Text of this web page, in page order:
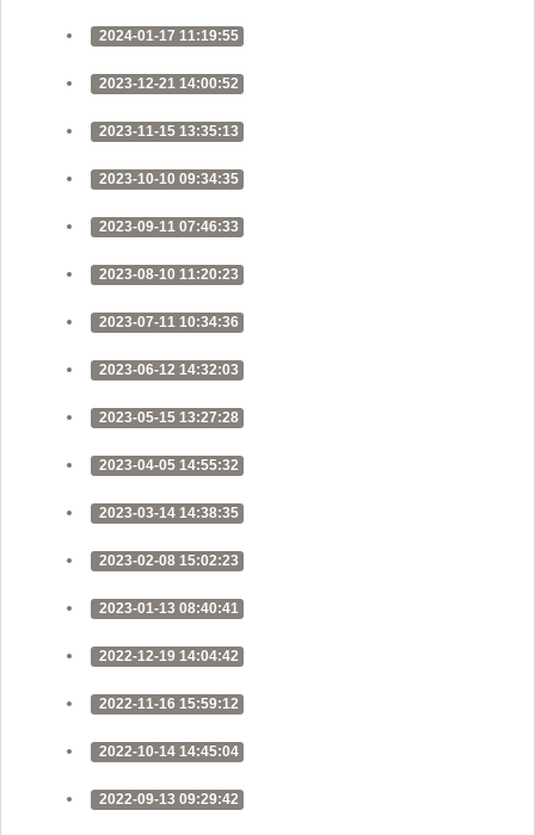
2024-01-17 11:19:55
2023-12-21 14:00:52
2023-11-15 13:35:13
2023-10-10 09:34:35
2023-09-11 07:46:33
2023-08-10 11:20:23
2023-07-11 10:34:36
2023-06-12 14:32:03
2023-05-15 13:27:28
2023-04-05 14:55:32
2023-03-14 14:38:35
2023-02-08 15:02:23
2023-01-13 08:40:41
2022-12-19 14:04:42
2022-11-16 15:59:12
2022-10-14 14:45:04
2022-09-13 09:29:42